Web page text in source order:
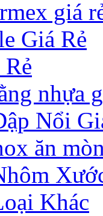
giá
Giá Rẻ
nhựa
Nổi
ăn
Khác